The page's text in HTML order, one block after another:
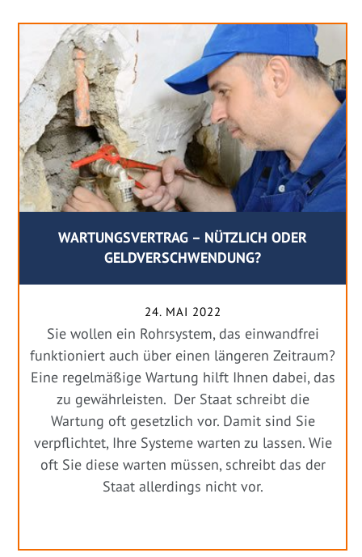
WARTUNGSVERTRAG – NÜTZLICH ODER
GELDVERSCHWENDUNG?
24. MAI 2022
Sie wollen ein Rohrsystem, das einwandfrei
funktioniert auch über einen längeren Zeitraum?
Eine regelmäßige Wartung hilft Ihnen dabei, das
zu gewährleisten. Der Staat schreibt die
Wartung oft gesetzlich vor. Damit sind Sie
verpflichtet, Ihre Systeme warten zu lassen. Wie
oft Sie diese warten müssen, schreibt das der
Staat allerdings nicht vor.